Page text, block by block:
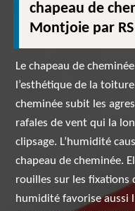
chapeau de
Montjoie par
Le chapeau de
l’esthétique de la
cheminée subit les
rafales de vent qui la
clipsage. L’humidité
chapeau de cheminée.
rouilles sur les fixations
humidité favorise aussi